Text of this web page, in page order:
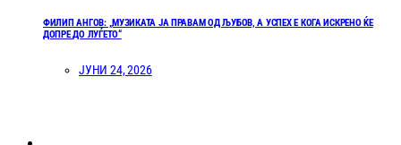
ФИЛИП АНГОВ: „МУЗИКАТА ЈА ПРАВАМ ОД ЉУБОВ, А УСПЕХ Е КОГА ИСКРЕНО ЌЕ
ДОПРЕ ДО ЛУЃЕТО“
ЈУНИ 24, 2026